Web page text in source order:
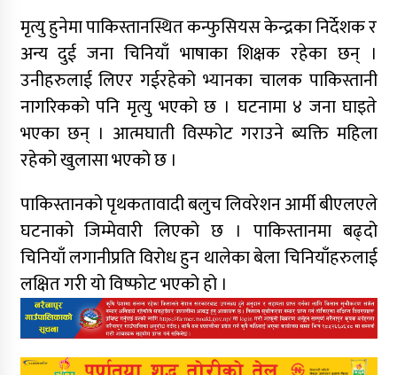
मृत्यु हुनेमा पाकिस्तानस्थित कन्फुसियस केन्द्रका निर्देशक र
अन्य दुई जना चिनियाँ भाषाका शिक्षक रहेका छन् ।
उनीहरुलाई लिएर गईरहेको भ्यानका चालक पाकिस्तानी
नागरिकको पनि मृत्यु भएको छ । घटनामा ४ जना घाइते
भएका छन् । आत्मघाती विस्फोट गराउने ब्यक्ति महिला
रहेको खुलासा भएको छ ।
पाकिस्तानको पृथकतावादी बलुच लिवरेशन आर्मी बीएलएले
घटनाको जिम्मेवारी लिएको छ । पाकिस्तानमा बढ्दो
चिनियाँ लगानीप्रति विरोध हुन थालेका बेला चिनियाँहरुलाई
लक्षित गरी यो विष्फोट भएको हो ।